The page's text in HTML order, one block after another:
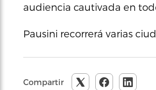
audiencia cautivada en
Pausini recorrerá varias
Compartir